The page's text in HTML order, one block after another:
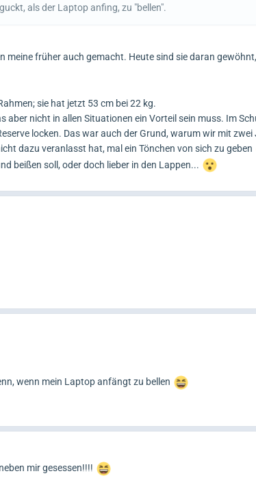
als der Laptop anfing, zu "bellen".
meine früher auch gemacht. Heute sind sie daran
sie hat jetzt 53 cm bei 22 kg.
aber nicht in allen Situationen ein Vorteil sein muss. Im
locken. Das war auch der Grund, warum wir mit
dazu veranlasst hat, mal ein Tönchen von sich zu geben
beißen soll, oder doch lieber in den Lappen...
wenn mein Laptop anfängt zu bellen
mir gesessen!!!!